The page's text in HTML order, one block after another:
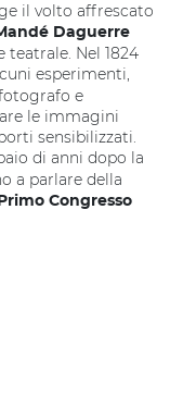
il volto affrescato
Daguerre
teatrale. Nel 1824
esperimenti,
e
le immagini
sensibilizzati.
di anni dopo la
a parlare della
Primo Congresso